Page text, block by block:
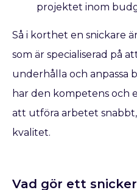
projektet inom
Så i korthet en snickare
som är specialiserad på
underhålla och anpassa
har den kompetens och
att utföra arbetet
kvalitet.
Vad gör ett